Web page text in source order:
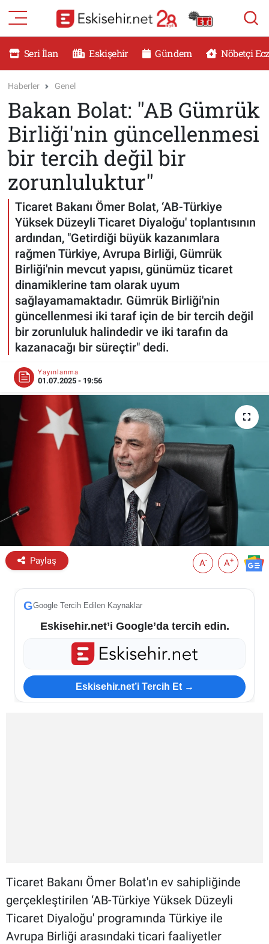
Seri İlan Eskişehir Gündem Nöbetçi
Haberler Genel
Bakan Bolat: "AB Gümrük
Birliği'nin güncellenmesi
bir tercih değil bir
zorunluluktur"
Ticaret Bakanı Ömer Bolat, ‘AB-Türkiye
Yüksek Düzeyli Ticaret Diyaloğu' toplantısının
ardından, "Getirdiği büyük kazanımlara
rağmen Türkiye, Avrupa Birliği, Gümrük
Birliği'nin mevcut yapısı, günümüz ticaret
dinamiklerine tam olarak uyum
sağlayamamaktadır. Gümrük Birliği'nin
güncellenmesi iki taraf için de bir tercih değil
bir zorunluluk halindedir ve iki tarafın da
kazanacağı bir süreçtir" dedi.
Yayınlanma
01.07.2025 - 19:56
Paylaş A- A+
GGoogle Tercih Edilen Kaynaklar
Eskisehir.net’i Google’da tercih edin.
Eskisehir.net’i Tercih Et →
Ticaret Bakanı Ömer Bolat'ın ev sahipliğinde
gerçekleştirilen ‘AB-Türkiye Yüksek Düzeyli
Ticaret Diyaloğu' programında Türkiye ile
Avrupa Birliği arasındaki ticari faaliyetler
RESMİ İLANLAR
DÜNYA
SAĞLIK
MAGAZİN
KADIN
TEKNOLOJİ
YEMEK
ESKİŞEHİR NÖBETÇİ ECZANELER
Eskişehir Haber İçerikleri
Eskişehir Hava Durumu
Eskişehir Tramvay Saatleri
Eskişehir Otobüs Saatleri
Eskişehir Nöbetçi Eczaneler
Eskişehir Namaz Vakitleri
Eskişehir Trafik Yoğunluk Haritası
Süper Lig Puan Durumu ve Fikstür
Tüm Manşetler
Son Dakika Haberleri
Haber Arşivi